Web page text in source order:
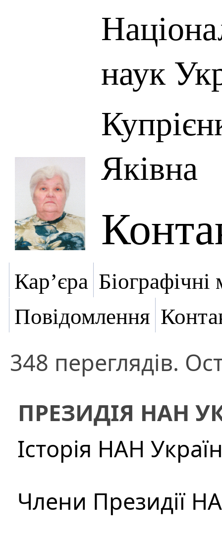
наук
Яківна
Кар’єра Біографічні
Повідомлення
348 переглядів.
ПРЕЗИДІЯ НАН
Історія НАН
Члени Президії